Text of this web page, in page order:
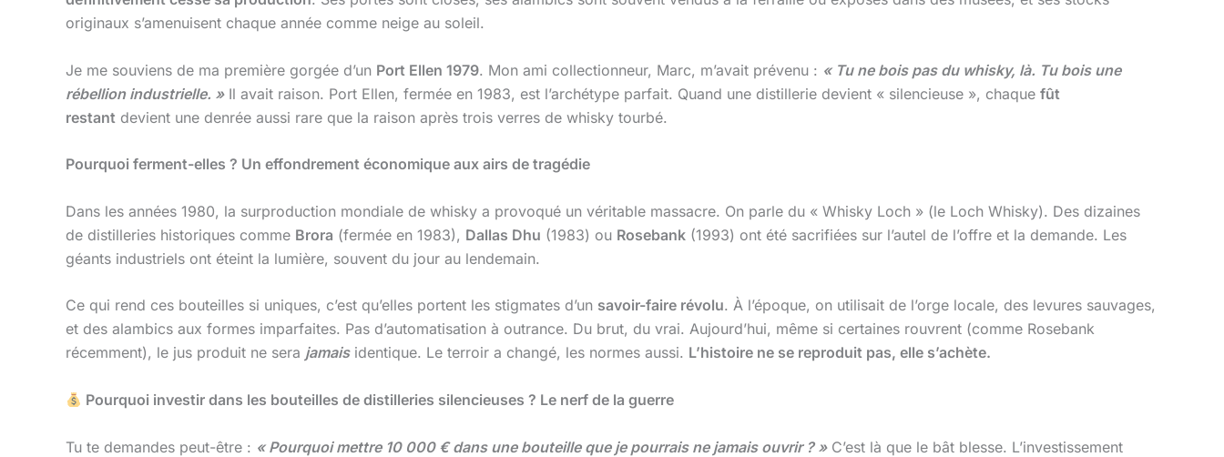
originaux s’amenuisent chaque année comme neige au soleil.
Je me souviens de ma première gorgée d’un Port Ellen 1979. Mon ami collectionneur, Marc, m’avait prévenu : « Tu ne bois pas du whisky, là. Tu bois une
rébellion industrielle. »Il avait raison. Port Ellen, fermée en 1983, est l’archétype parfait. Quand une distillerie devient « silencieuse », chaque fût
restant devient une denrée aussi rare que la raison après trois verres de whisky tourbé.
Pourquoi ferment-elles ? Un effondrement économique aux airs de tragédie
Dans les années 1980, la surproduction mondiale de whisky a provoqué un véritable massacre. On parle du « Whisky Loch » (le Loch Whisky). Des dizaines
de distilleries historiques comme Brora (fermée en 1983), Dallas Dhu (1983) ou Rosebank (1993) ont été sacrifiées sur l’autel de l’offre et la demande. Les
géants industriels ont éteint la lumière, souvent du jour au lendemain.
Ce qui rend ces bouteilles si uniques, c’est qu’elles portent les stigmates d’un savoir-faire révolu. À l’époque, on utilisait de l’orge locale, des levures sauvages,
et des alambics aux formes imparfaites. Pas d’automatisation à outrance. Du brut, du vrai. Aujourd’hui, même si certaines rouvrent (comme Rosebank
récemment), le jus produit ne sera jamaisidentique. Le terroir a changé, les normes aussi. L’histoire ne se reproduit pas, elle s’achète.
Pourquoi investir dans les bouteilles de distilleries silencieuses ? Le nerf de la guerre
Tu te demandes peut-être : « Pourquoi mettre 10 000 € dans une bouteille que je pourrais ne jamais ouvrir ? »C’est là que le bât blesse. L’investissement